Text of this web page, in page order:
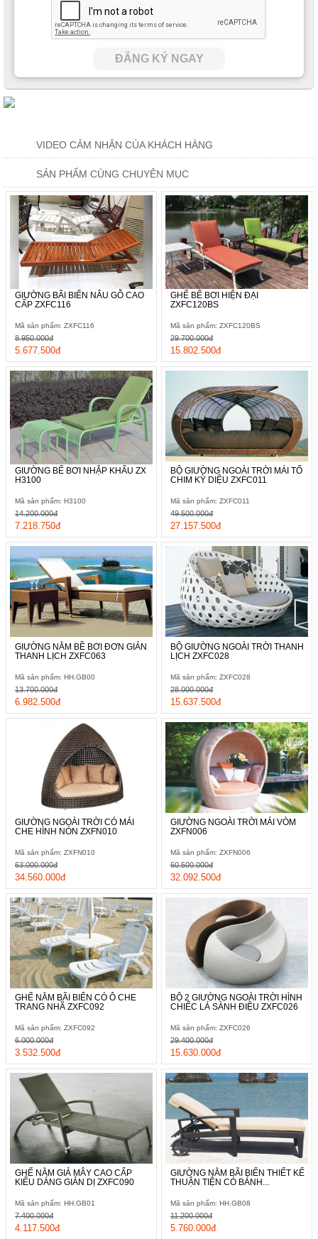
ĐĂNG KÝ NGAY
VIDEO CẢM NHẬN CỦA KHÁCH HÀNG
SẢN PHẨM CÙNG CHUYÊN MỤC
GIƯỜNG BÃI BIỂN NÂU GỖ CAO
CẤP ZXFC116
Mã sản phẩm: ZXFC116
5.677.500đ
8.950.000đ
GHẾ BỂ BƠI HIỆN ĐẠI
ZXFC120BS
Mã sản phẩm: ZXFC120BS
15.802.500đ
29.700.000đ
GIƯỜNG BỂ BƠI NHẬP KHẨU ZX
H3100
Mã sản phẩm: H3100
7.218.750đ
14.200.000đ
BỘ GIƯỜNG NGOÀI TRỜI MÁI TỔ
CHIM KỲ DIỆU ZXFC011
Mã sản phẩm: ZXFC011
27.157.500đ
49.500.000đ
GIƯỜNG NẰM BỀ BƠI ĐƠN GIẢN
THANH LỊCH ZXFC063
Mã sản phẩm: HH.GB00
6.982.500đ
13.700.000đ
BỘ GIƯỜNG NGOÀI TRỜI THANH
LỊCH ZXFC028
Mã sản phẩm: ZXFC028
15.637.500đ
28.000.000đ
GIƯỜNG NGOÀI TRỜI CÓ MÁI
CHE HÌNH NÓN ZXFN010
Mã sản phẩm: ZXFN010
34.560.000đ
63.000.000đ
GIƯỜNG NGOÀI TRỜI MÁI VÒM
ZXFN006
Mã sản phẩm: ZXFN006
32.092.500đ
60.500.000đ
GHẾ NẰM BÃI BIỂN CÓ Ô CHE
TRANG NHÃ ZXFC092
Mã sản phẩm: ZXFC092
3.532.500đ
6.000.000đ
BỘ 2 GIƯỜNG NGOÀI TRỜI HÌNH
CHIẾC LÁ SÀNH ĐIỆU ZXFC026
Mã sản phẩm: ZXFC026
15.630.000đ
29.400.000đ
GHẾ NẰM GIẢ MÂY CAO CẤP
KIỂU DÁNG GIẢN DỊ ZXFC090
Mã sản phẩm: HH.GB01
4.117.500đ
7.400.000đ
GIƯỜNG NẰM BÃI BIỂN THIẾT KẾ
THUẬN TIỆN CÓ BÁNH...
Mã sản phẩm: HH.GB08
5.760.000đ
11.200.000đ